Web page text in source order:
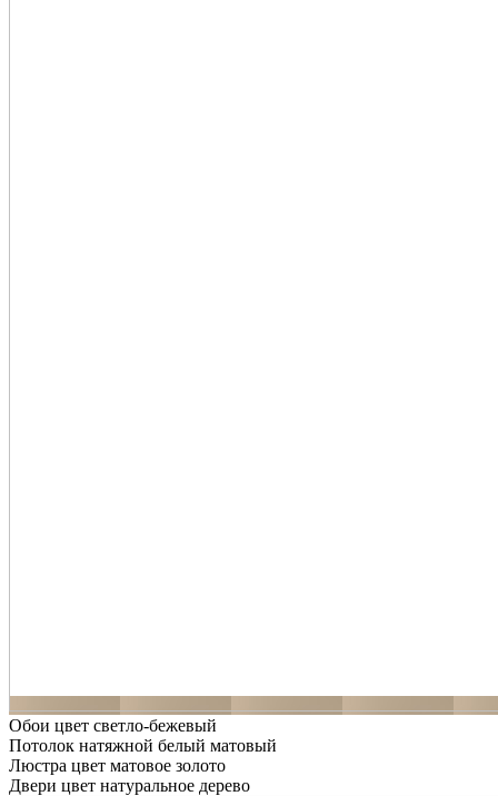
Обои цвет светло-бежевый
Потолок натяжной белый матовый
Люстра цвет матовое золото
Двери цвет натуральное дерево